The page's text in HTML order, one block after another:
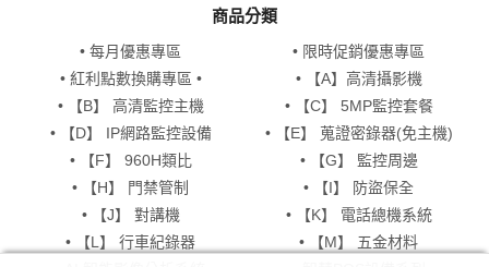
商品分類
• 每月優惠專區
• 限時促銷優惠專區
• 紅利點數換購專區 •
• 【A】高清攝影機
• 【B】 高清監控主機
• 【C】 5MP監控套餐
• 【D】 IP網路監控設備
• 【E】 蒐證密錄器(免主機)
• 【F】 960H類比
• 【G】 監控周邊
• 【H】 門禁管制
• 【I】 防盜保全
• 【J】 對講機
• 【K】 電話總機系統
• 【L】 行車紀錄器
• 【M】 五金材料